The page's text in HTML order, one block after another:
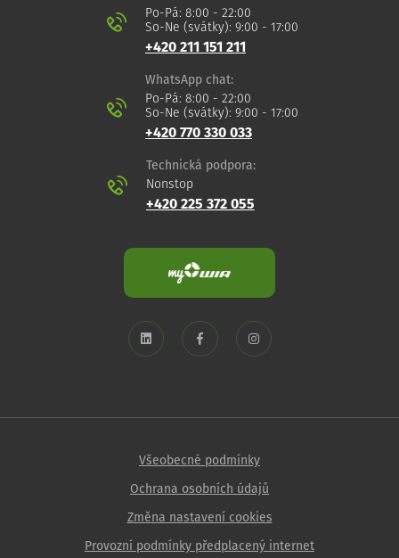
Po-Pá: 8:00 - 22:00
So-Ne (svátky): 9:00 - 17:00
+420 211 151 211
WhatsApp chat:
Po-Pá: 8:00 - 22:00
So-Ne (svátky): 9:00 - 17:00
+420 770 330 033
Technická podpora:
Nonstop
+420 225 372 055
Všeobecné podmínky
Ochrana osobních údajů
Změna nastavení cookies
Provozní podmínky předplacený internet